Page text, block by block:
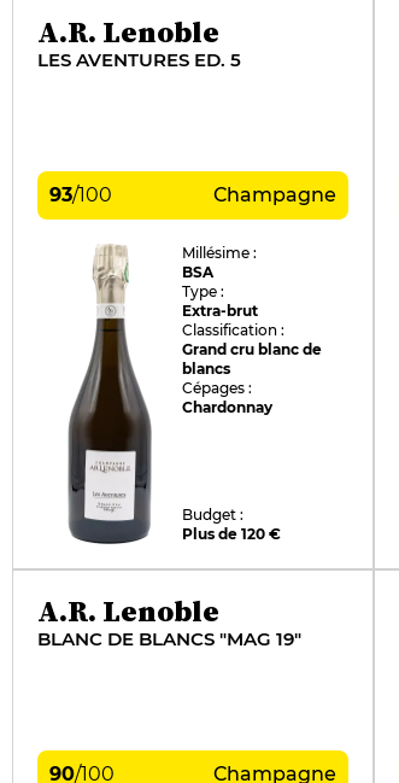
A.R. Lenoble
LES AVENTURES ED. 5
93/100 Champagne
Millésime :
BSA
Type :
Extra-brut
Classification :
Grand cru blanc de
blancs
Cépages :
Chardonnay
Budget :
Plus de 120 €
A.R. Lenoble
BLANC DE BLANCS "MAG 19"
90/100 Champagne